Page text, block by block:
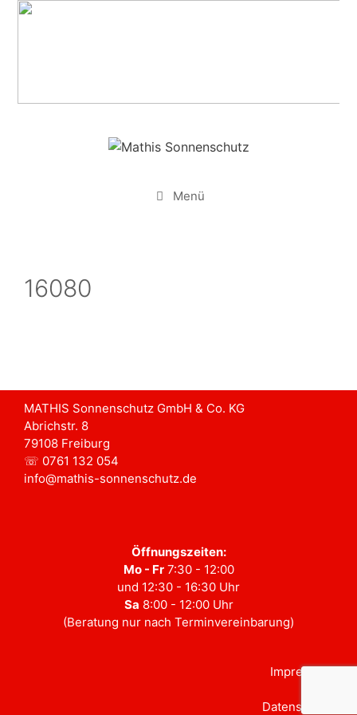
Zum
Menü
16080
MATHIS Sonnenschutz GmbH & Co. KG
Abrichstr. 8
79108 Freiburg
☏ 0761 132 054
info@mathis-sonnenschutz.de
Öffnungszeiten:
Mo - Fr7:30 - 12:00
und 12:30 - 16:30 Uhr
Sa 8:00 - 12:00 Uhr
(Beratung nur nach Terminvereinbarung)
Impressum
Datenschutz